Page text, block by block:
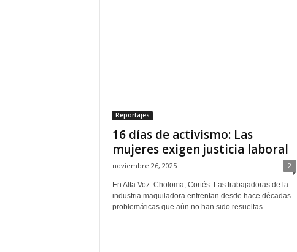
Reportajes
16 días de activismo: Las
mujeres exigen justicia laboral
noviembre 26, 2025 2
En Alta Voz. Choloma, Cortés. Las trabajadoras de la
industria maquiladora enfrentan desde hace décadas
problemáticas que aún no han sido resueltas....